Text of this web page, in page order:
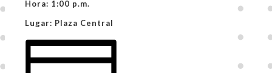
Hora: 1:00 p.m.
Lugar: Plaza Central